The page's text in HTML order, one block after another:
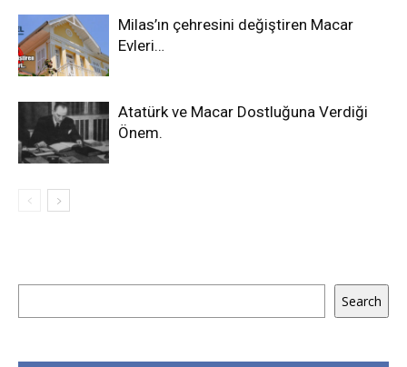
Milas’ın çehresini değiştiren Macar
Evleri…
Atatürk ve Macar Dostluğuna Verdiği
Önem.
Search